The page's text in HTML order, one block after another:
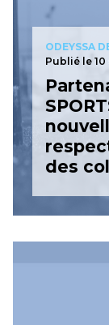
ODEYSSA
Publié le
des